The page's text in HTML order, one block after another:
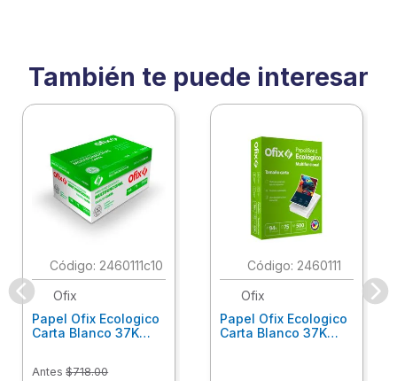
También te puede interesar
: 2460111c10
Ofix
Papel Ofix Ecologico
Carta Blanco 37K
Antes $718.00
: 2460111
Ofix
Papel Ofix Ecologico
Carta Blanco 37K